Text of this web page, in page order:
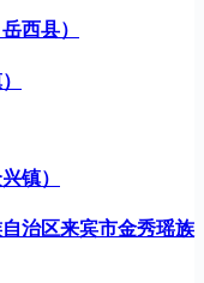
西县）
镇）
治区来宾市金秀瑶族